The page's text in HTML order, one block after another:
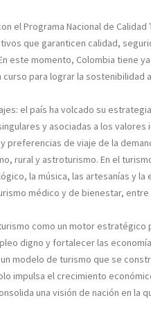
el Programa Nacional de
que garanticen calidad,
este momento, Colombia tiene
curso para lograr la
el país ha volcado su
y asociadas a los
de viaje de la
rural y astroturismo. En el
la música, las artesanías y la
médico y de bienestar,
como un motor
digno y fortalecer las
modelo de turismo que se
impulsa el crecimiento
una visión de nación en la